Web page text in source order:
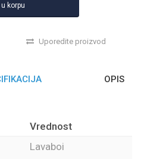
korpu
Uporedite proizvod
OPIS
Vrednost
Lavaboi